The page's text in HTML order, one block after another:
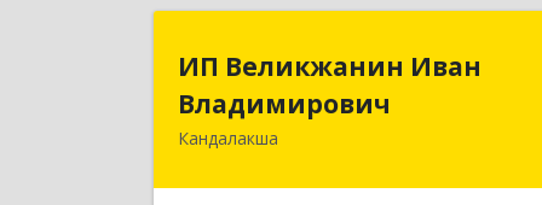
ИП Великжанин Иван
Владимирович
Кандалакша
Владимирович
184046, Мурманская обл, Кандалакша